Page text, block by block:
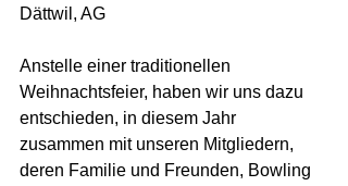
Dättwil, AG
Anstelle einer traditionellen
Weihnachtsfeier, haben wir uns dazu
entschieden, in diesem Jahr
zusammen mit unseren Mitgliedern,
deren Familie und Freunden, Bowling